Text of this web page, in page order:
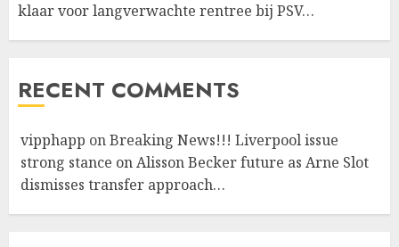
klaar voor langverwachte rentree bij PSV…
RECENT COMMENTS
vipphapp onBreaking News!!! Liverpool issue
strong stance on Alisson Becker future as Arne Slot
dismisses transfer approach…